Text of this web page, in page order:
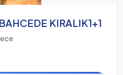
KIRALIK1+1